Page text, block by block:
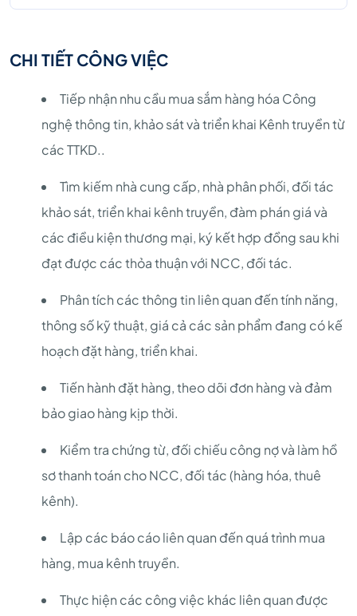
CHI TIẾT CÔNG VIỆC
Tiếp nhận nhu cầu mua sắm hàng hóa Công
nghệ thông tin, khảo sát và triển khai Kênh truyền từ
các TTKD..
Tìm kiếm nhà cung cấp, nhà phân phối, đối tác
khảo sát, triển khai kênh truyền, đàm phán giá và
các điều kiện thương mại, ký kết hợp đồng sau khi
đạt được các thỏa thuận với NCC, đối tác.
Phân tích các thông tin liên quan đến tính năng,
thông số kỹ thuật, giá cả các sản phẩm đang có kế
hoạch đặt hàng, triển khai.
Tiến hành đặt hàng, theo dõi đơn hàng và đảm
bảo giao hàng kịp thời.
Kiểm tra chứng từ, đối chiếu công nợ và làm hồ
sơ thanh toán cho NCC, đối tác (hàng hóa, thuê
kênh).
Lập các báo cáo liên quan đến quá trình mua
hàng, mua kênh truyền.
Thực hiện các công việc khác liên quan được